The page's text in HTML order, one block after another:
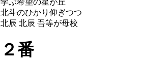
学ぶ希望の星が丘
北斗のひかり仰ぎつつ
北辰 北辰 吾等が母校
２番